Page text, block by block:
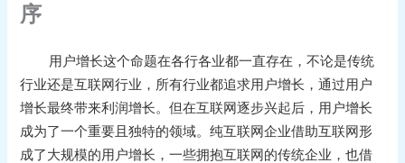
序
用户增长这个命题在各行各业都一直存在，不论是传统
行业还是互联网行业，所有行业都追求用户增长，通过用户
增长最终带来利润增长。但在互联网逐步兴起后，用户增长
成为了一个重要且独特的领域。纯互联网企业借助互联网形
成了大规模的用户增长，一些拥抱互联网的传统企业，也借